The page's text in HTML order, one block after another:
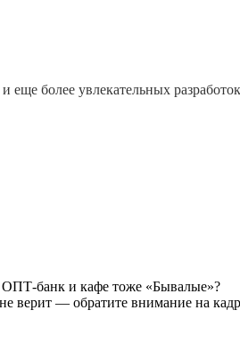
более увлекательных разработок
банк и кафе тоже «Бывалые»?
— обратите внимание на кадр